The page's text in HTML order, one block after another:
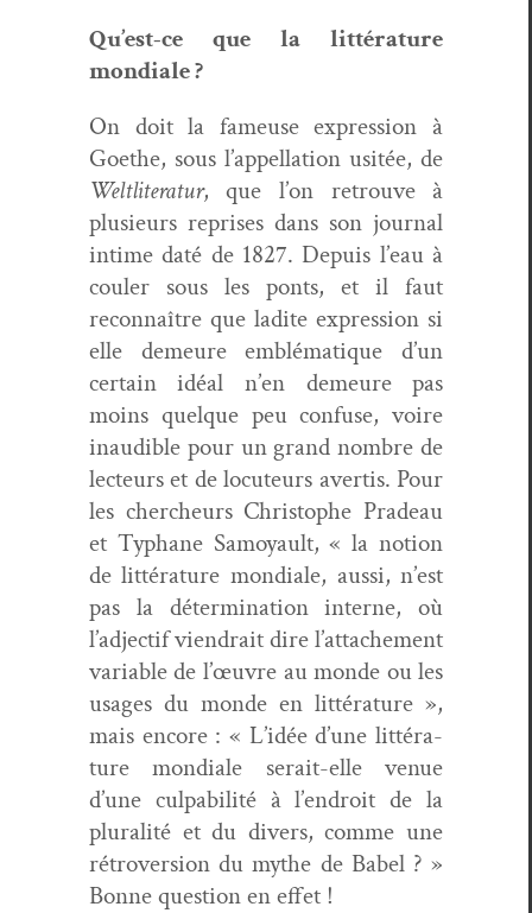
Qu’est-ce que la lit­téra­ture
mondiale ?
On doit la fameuse expres­sion à
Goethe, sous l’appellation usitée, de
Weltlit­er­atur, que l’on retrou­ve à
plusieurs repris­es dans son jour­nal
intime daté de 1827. Depuis l’eau à
couler sous les ponts, et il faut
recon­naître que ladite expres­sion si
elle demeure emblé­ma­tique d’un
cer­tain idéal n’en demeure pas
moins quelque peu con­fuse, voire
inaudi­ble pour un grand nom­bre de
lecteurs et de locu­teurs aver­tis. Pour
les chercheurs Christophe Pradeau
et Typhane Samoy­ault, « la notion
de lit­téra­ture mon­di­ale, aus­si, n’est
pas la déter­mi­na­tion interne, où
l’adjectif viendrait dire l’attachement
vari­able de l’œuvre au monde ou les
usages du monde en lit­téra­ture »,
mais encore : « L’idée d’une lit­téra­
ture mon­di­ale serait-elle venue
d’une cul­pa­bil­ité à l’endroit de la
plu­ral­ité et du divers, comme une
rétro­ver­sion du mythe de Babel ? »
Bonne ques­tion en effet !